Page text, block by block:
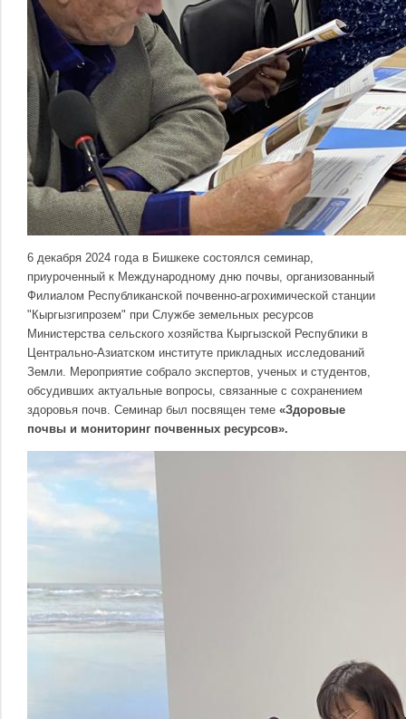
6 декабря 2024 года в Бишкеке состоялся семинар,
приуроченный к Международному дню почвы, организованный
Филиалом Республиканской почвенно-агрохимической станции
"Кыргызгипрозем" при Службе земельных ресурсов
Министерства сельского хозяйства Кыргызской Республики в
Центрально-Азиатском институте прикладных исследований
Земли. Мероприятие собрало экспертов, ученых и студентов,
обсудивших актуальные вопросы, связанные с сохранением
здоровья почв. Семинар был посвящен теме «Здоровые
почвы и мониторинг почвенных ресурсов».